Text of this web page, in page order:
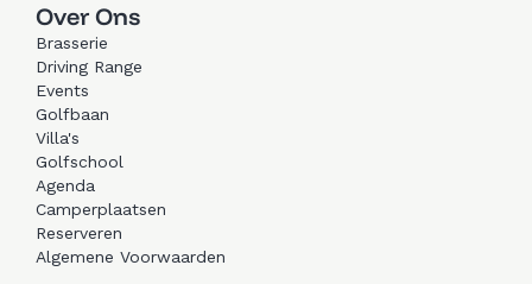
Over Ons
Brasserie
Driving Range
Events
Golfbaan
Villa's
Golfschool
Agenda
Camperplaatsen
Reserveren
Algemene Voorwaarden